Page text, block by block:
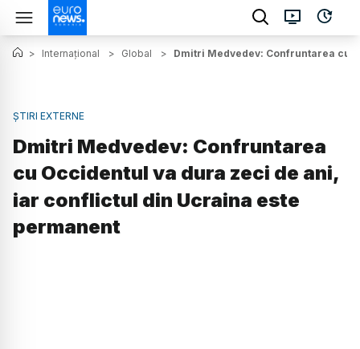
> Internațional > Global > Dmitri Medvedev: Confruntarea cu
ȘTIRI EXTERNE
Dmitri Medvedev: Confruntarea
cu Occidentul va dura zeci de ani,
iar conflictul din Ucraina este
permanent